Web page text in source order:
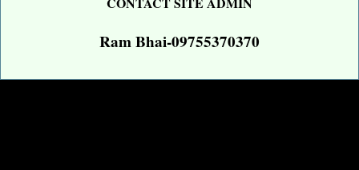
Ram Bhai-09755370370